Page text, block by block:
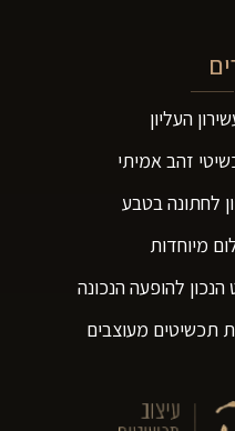
העליון
זהב אמיתי
לחתונה בטבע
מיוחדות
להופעה הנכונה
תכשיטים מעוצבים